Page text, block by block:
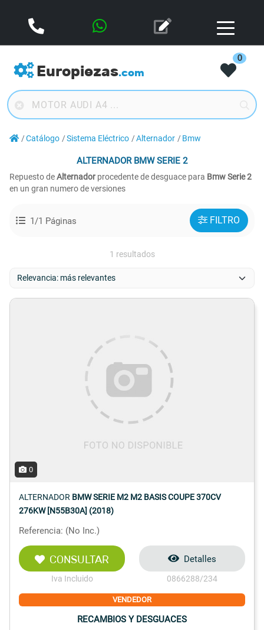
Europiezas.com
0
Catálogo Sistema Eléctrico Alternador Bmw
ALTERNADORBMW SERIE 2
Repuesto deAlternador procedente de desguace para Bmw Serie 2
en un gran numero de versiones
1/1 Páginas FILTRO
1 resultados
0
ALTERNADOR BMW SERIE M2 M2 BASIS COUPE 370CV
276KW [N55B30A] (2018)
Referencia: (No Inc.)
CONSULTAR
Iva Incluido
Detalles
0866288/234
VENDEDOR
RECAMBIOS Y DESGUACES